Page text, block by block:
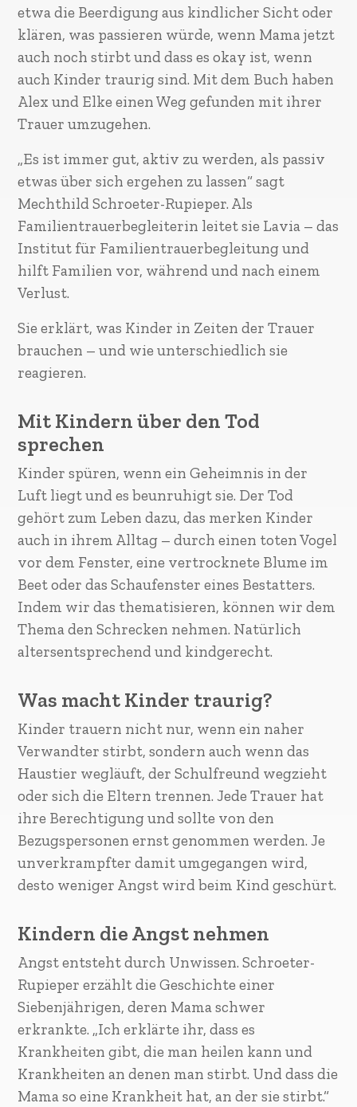
etwa die Beerdigung aus kindlicher Sicht oder
klären, was passieren würde, wenn Mama jetzt
auch noch stirbt und dass es okay ist, wenn
auch Kinder traurig sind. Mit dem Buch haben
Alex und Elke einen Weg gefunden mit ihrer
Trauer umzugehen.
„Es ist immer gut, aktiv zu werden, als passiv
etwas über sich ergehen zu lassen“ sagt
Mechthild Schroeter-Rupieper. Als
Familientrauerbegleiterin leitet sie Lavia – das
Institut für Familientrauerbegleitung und
hilft Familien vor, während und nach einem
Verlust.
Sie erklärt, was Kinder in Zeiten der Trauer
brauchen – und wie unterschiedlich sie
reagieren.
Mit Kindern über den Tod
sprechen
Kinder spüren, wenn ein Geheimnis in der
Luft liegt und es beunruhigt sie. Der Tod
gehört zum Leben dazu, das merken Kinder
auch in ihrem Alltag – durch einen toten Vogel
vor dem Fenster, eine vertrocknete Blume im
Beet oder das Schaufenster eines Bestatters.
Indem wir das thematisieren, können wir dem
Thema den Schrecken nehmen. Natürlich
altersentsprechend und kindgerecht.
Was macht Kinder traurig?
Kinder trauern nicht nur, wenn ein naher
Verwandter stirbt, sondern auch wenn das
Haustier wegläuft, der Schulfreund wegzieht
oder sich die Eltern trennen. Jede Trauer hat
ihre Berechtigung und sollte von den
Bezugspersonen ernst genommen werden. Je
unverkrampfter damit umgegangen wird,
desto weniger Angst wird beim Kind geschürt.
Kindern die Angst nehmen
Angst entsteht durch Unwissen. Schroeter-
Rupieper erzählt die Geschichte einer
Siebenjährigen, deren Mama schwer
erkrankte. „Ich erklärte ihr, dass es
Krankheiten gibt, die man heilen kann und
Krankheiten an denen man stirbt. Und dass die
Mama so eine Krankheit hat, an der sie stirbt.“